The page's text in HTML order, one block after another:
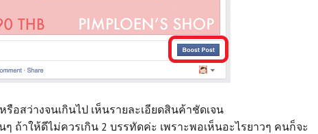
รือสว่างจนเกินไป เห็นรายละเอียดสินค้าชัดเจน
ถ้าให้ดีไม่ควรเกิน 2 บรรทัดค่ะ เพราะพอเห็นอะไรยาวๆ คนก็จะ